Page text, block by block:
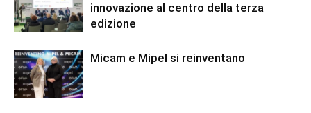
innovazione al centro della terza
edizione
Micam e Mipel si reinventano